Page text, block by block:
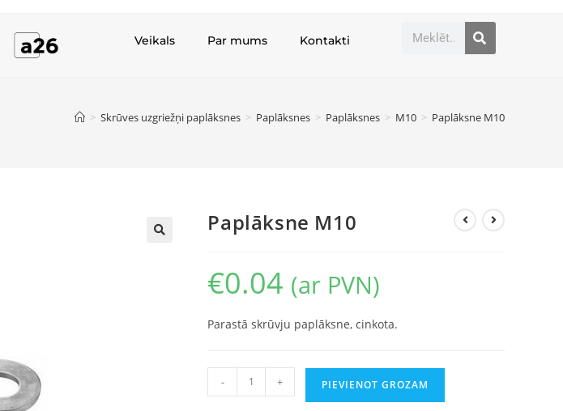
Veikals Par mums Kontakti
> Skrūves uzgriežņi paplāksnes > Paplāksnes > Paplāksnes > M10 > Paplāksne M10
Paplāksne M10
€0.04 (ar PVN)
Parastā skrūvju paplāksne, cinkota.
- + PIEVIENOT GROZAM